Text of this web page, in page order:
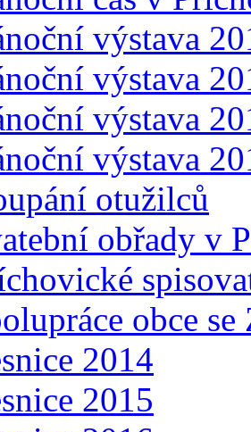
výstava
výstava
výstava
výstava
otužilců
obřady v
obce
2014
2015